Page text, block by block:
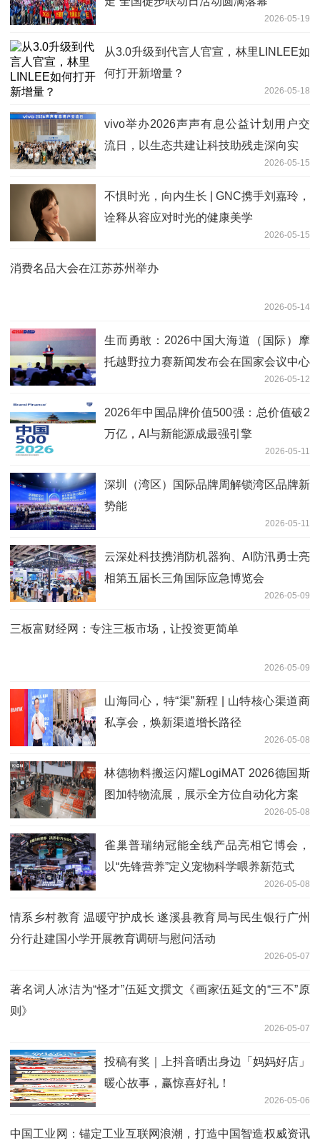
2026-05-19
从3.0升级到代言人官宣，林里LINLEE如
何打开新增量？
2026-05-18
vivo举办2026声声有息公益计划用户交
流日，以生态共建让科技助残走深向实
2026-05-15
不惧时光，向内生长 | GNC携手刘嘉玲，
诠释从容应对时光的健康美学
2026-05-15
消费名品大会在江苏苏州举办
2026-05-14
生而勇敢：2026中国大海道（国际）摩
托越野拉力赛新闻发布会在国家会议中心
2026-05-12
2026年中国品牌价值500强：总价值破2
万亿，AI与新能源成最强引擎
2026-05-11
深圳（湾区）国际品牌周解锁湾区品牌新
势能
2026-05-11
云深处科技携消防机器狗、AI防汛勇士亮
相第五届长三角国际应急博览会
2026-05-09
三板富财经网：专注三板市场，让投资更简单
2026-05-09
山海同心，特“渠”新程 | 山特核心渠道商
私享会，焕新渠道增长路径
2026-05-08
林德物料搬运闪耀LogiMAT 2026德国斯
图加特物流展，展示全方位自动化方案
2026-05-08
雀巢普瑞纳冠能全线产品亮相它博会，
以“先锋营养”定义宠物科学喂养新范式
2026-05-08
情系乡村教育 温暖守护成长 遂溪县教育局与民生银行广州
分行赴建国小学开展教育调研与慰问活动
2026-05-07
著名词人冰洁为“怪才”伍延文撰文《画家伍延文的“三不”原
则》
2026-05-07
投稿有奖｜上抖音晒出身边「妈妈好店」
暖心故事，赢惊喜好礼！
2026-05-06
中国工业网：锚定工业互联网浪潮，打造中国智造权威资讯